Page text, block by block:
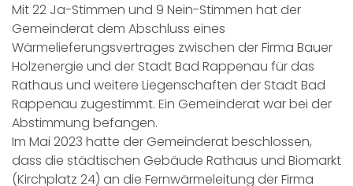
Mit 22 Ja-Stimmen und 9 Nein-Stimmen hat der
Gemeinderat dem Abschluss eines
Wärmelieferungsvertrages zwischen der Firma Bauer
Holzenergie und der Stadt Bad Rappenau für das
Rathaus und weitere Liegenschaften der Stadt Bad
Rappenau zugestimmt. Ein Gemeinderat war bei der
Abstimmung befangen.
Im Mai 2023 hatte der Gemeinderat beschlossen,
dass die städtischen Gebäude Rathaus und Biomarkt
(Kirchplatz 24) an die Fernwärmeleitung der Firma